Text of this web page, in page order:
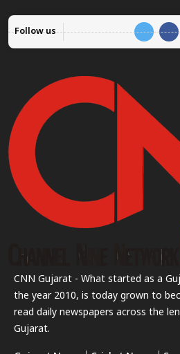
Follow us
CNN Gujarat - What started as a
the year 2010, is today grown to
read daily newspapers across the
Gujarat.